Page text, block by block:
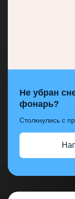
Не убран
фонарь?
Столкнулись с